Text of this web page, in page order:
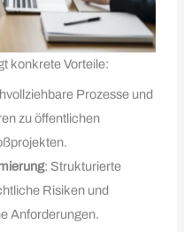
konkrete Vorteile:
Prozesse und
zu öffentlichen
: Strukturierte
Risiken und
Anforderungen.